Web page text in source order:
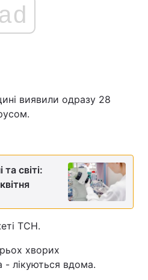
Політика
Світ
Наука
Інциденти
ad
виявили одразу 28
світі:
ТСН.
хворих
- лікуються вдома.